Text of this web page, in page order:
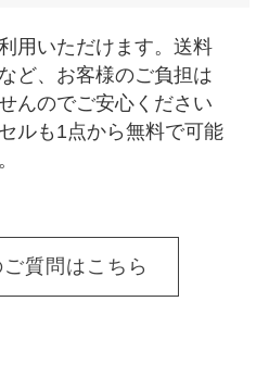
用いただけます。送料
ど、お客様のご負担は
んのでご安心ください
ルも1点から無料で可能
質問はこちら